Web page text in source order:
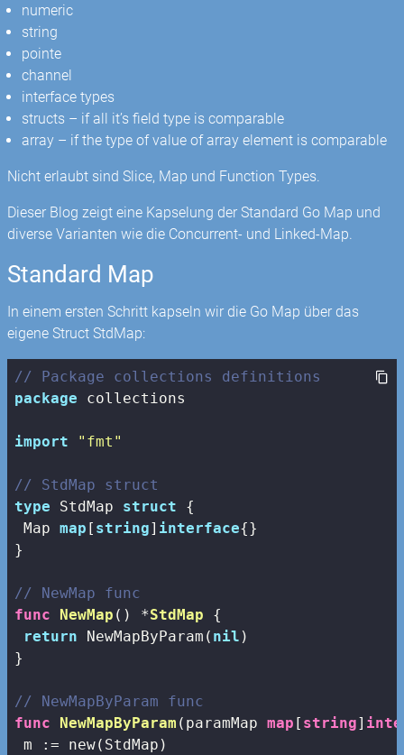
numeric
string
pointe
channel
interface types
structs – if all it’s field type is comparable
array – if the type of value of array element is comparable
Nicht erlaubt sind Slice, Map und Function Types.
Dieser Blog zeigt eine Kapselung der Standard Go Map und
diverse Varianten wie die Concurrent- und Linked-Map.
Standard Map
In einem ersten Schritt kapseln wir die Go Map über das
eigene Struct StdMap:
// Package collections definitions
package collections
import "fmt"
// StdMap struct
type StdMap struct {
Map map [ string] interface{}
}
// NewMap func
func
NewMap () *StdMap {
return NewMapByParam( nil )
}
// NewMapByParam func
func
NewMapByParam (paramMap map [ string]
m := new(StdMap)